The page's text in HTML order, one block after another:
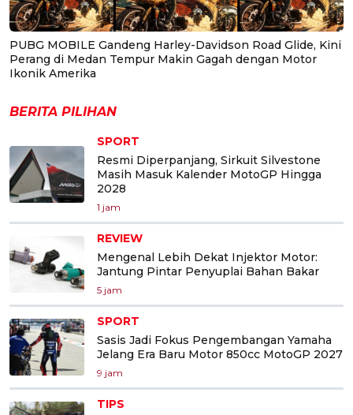
PUBG MOBILE Gandeng Harley-Davidson Road Glide, Kini
Perang di Medan Tempur Makin Gagah dengan Motor
Ikonik Amerika
BERITA PILIHAN
SPORT
Resmi Diperpanjang, Sirkuit Silvestone
Masih Masuk Kalender MotoGP Hingga
2028
1 jam
REVIEW
Mengenal Lebih Dekat Injektor Motor:
Jantung Pintar Penyuplai Bahan Bakar
5 jam
SPORT
Sasis Jadi Fokus Pengembangan Yamaha
Jelang Era Baru Motor 850cc MotoGP 2027
9 jam
TIPS